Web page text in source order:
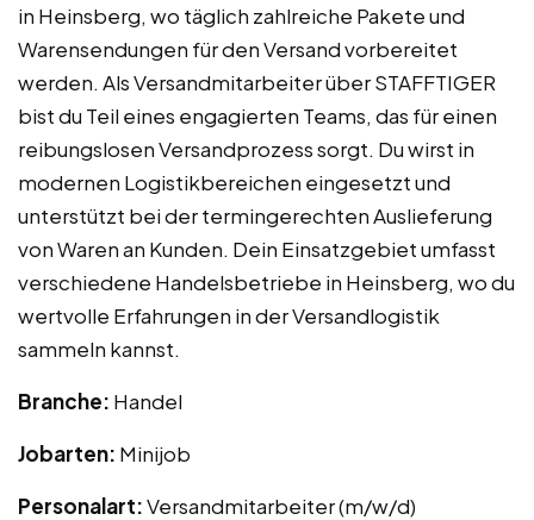
in Heinsberg, wo täglich zahlreiche Pakete und
Warensendungen für den Versand vorbereitet
werden. Als Versandmitarbeiter über STAFFTIGER
bist du Teil eines engagierten Teams, das für einen
reibungslosen Versandprozess sorgt. Du wirst in
modernen Logistikbereichen eingesetzt und
unterstützt bei der termingerechten Auslieferung
von Waren an Kunden. Dein Einsatzgebiet umfasst
verschiedene Handelsbetriebe in Heinsberg, wo du
wertvolle Erfahrungen in der Versandlogistik
sammeln kannst.
Branche: Handel
Jobarten: Minijob
Personalart:Versandmitarbeiter (m/w/d)